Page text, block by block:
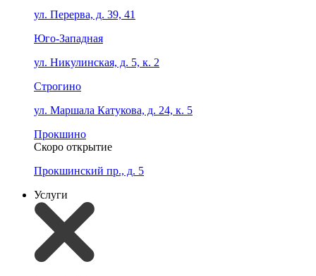
ул. Перерва, д. 39, 41
Юго-Западная
ул. Никулинская, д. 5, к. 2
Строгино
ул. Маршала Катукова, д. 24, к. 5
Прокшино
Скоро открытие
Прокшинский пр., д. 5
Услуги